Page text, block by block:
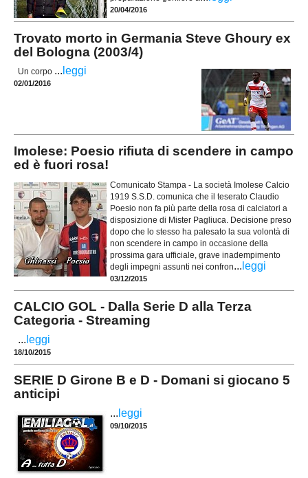
20/04/2016
Trovato morto in Germania Steve Ghoury ex
del Bologna (2003/4)
Un corpo ... leggi
02/01/2016
Imolese: Poesio rifiuta di scendere in campo
ed è fuori rosa!
Comunicato Stampa - La società Imolese Calcio
1919 S.S.D. comunica che il teserato Claudio
Poesio non fa più parte della rosa di calciatori a
disposizione di Mister Pagliuca. Decisione preso
dopo che lo stesso ha palesato la sua volontà di
non scendere in campo in occasione della
prossima gara ufficiale, grave inadempimento
degli impegni assunti nei confron... leggi
03/12/2015
CALCIO GOL - Dalla Serie D alla Terza
Categoria - Streaming
... leggi
18/10/2015
SERIE D Girone B e D - Domani si giocano 5
anticipi
... leggi
09/10/2015